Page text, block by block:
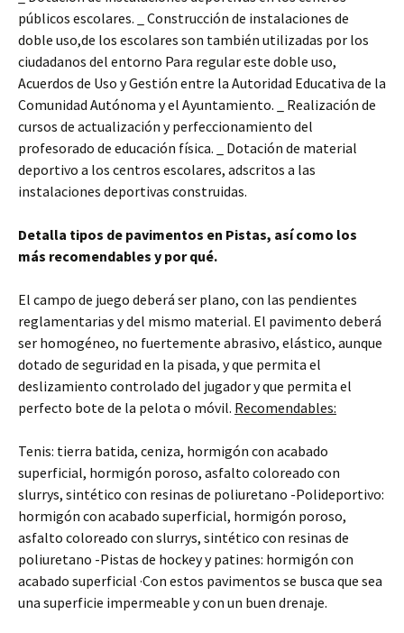
públicos escolares. _ Construcción de instalaciones de
doble uso,de los escolares son también utilizadas por los
ciudadanos del entorno Para regular este doble uso,
Acuerdos de Uso y Gestión entre la Autoridad Educativa de la
Comunidad Autónoma y el Ayuntamiento. _ Realización de
cursos de actualización y perfeccionamiento del
profesorado de educación física. _ Dotación de material
deportivo a los centros escolares, adscritos a las
instalaciones deportivas construidas.
Detalla tipos de pavimentos en Pistas, así como los
más recomendables y por qué.
El campo de juego deberá ser plano, con las pendientes
reglamentarias y del mismo material. El pavimento deberá
ser homogéneo, no fuertemente abrasivo, elástico, aunque
dotado de seguridad en la pisada, y que permita el
deslizamiento controlado del jugador y que permita el
perfecto bote de la pelota o móvil. Recomendables:
Tenis: tierra batida, ceniza, hormigón con acabado
superficial, hormigón poroso, asfalto coloreado con
slurrys, sintético con resinas de poliuretano -Polideportivo:
hormigón con acabado superficial, hormigón poroso,
asfalto coloreado con slurrys, sintético con resinas de
poliuretano -Pistas de hockey y patines: hormigón con
acabado superficial ·Con estos pavimentos se busca que sea
una superficie impermeable y con un buen drenaje.